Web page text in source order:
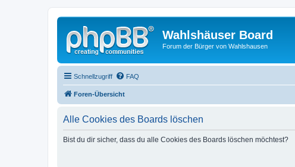
Wahlshäuser Board
Forum der Bürger von Wahlshausen
Schnellzugriff FAQ
Foren-Übersicht
Alle Cookies des Boards löschen
Bist du dir sicher, dass du alle Cookies des Boards löschen möchtest?